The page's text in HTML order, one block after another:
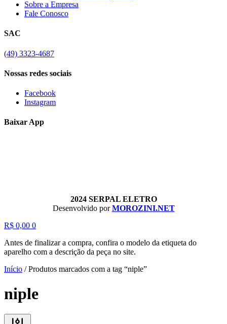
Sobre a Empresa
Fale Conosco
SAC
(49) 3323-4687
Nossas redes sociais
Facebook
Instagram
Baixar App
2024 SERPAL ELETRO
Desenvolvido porMOROZINI.NET
R$ 0,00 0
Antes de finalizar a compra, confira o modelo da etiqueta do
aparelho com a descrição da peça no site.
Início /Produtos marcados com a tag “niple”
niple